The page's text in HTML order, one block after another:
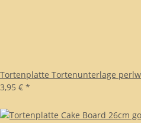
Tortenplatte Tortenunterlage
3,95 € *